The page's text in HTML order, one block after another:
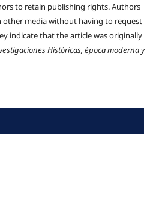
to retain publishing rights. Authors
other media without having to request
indicate that the article was originally
Históricas, época moderna y